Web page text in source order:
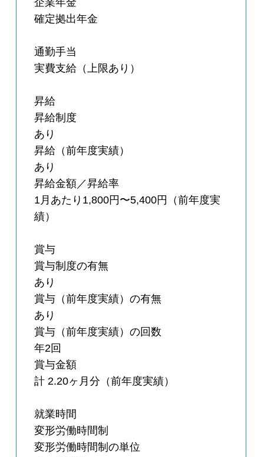
企業年金
確定拠出年金
通勤手当
実費支給（上限あり）
昇給
昇給制度
あり
昇給（前年度実績）
あり
昇給金額／昇給率
1月あたり1,800円〜5,400円（前年度実
績）
賞与
賞与制度の有無
あり
賞与（前年度実績）の有無
あり
賞与（前年度実績）の回数
年2回
賞与金額
計 2.20ヶ月分（前年度実績）
就業時間
変形労働時間制
変形労働時間制の単位